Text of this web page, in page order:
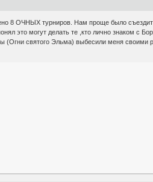
8 ОЧНЫХ турниров. Нам проще было
это могут делать те ,кто лично знаком
(Огни святого Эльма) выбесили меня своими